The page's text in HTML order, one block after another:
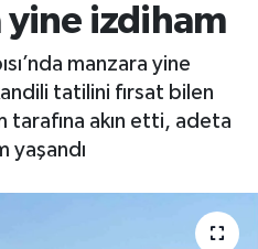
yine izdiham
manzara yine
tatilini fırsat bilen
tarafına akın etti, adeta
yaşandı